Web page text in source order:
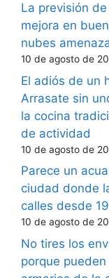
La previsión
mejora en
nubes
10 de agosto de
El adiós de un
Arrasate sin
la cocina
de actividad
10 de agosto de
Parece un
ciudad donde
calles desde
10 de agosto de
No tires los
porque